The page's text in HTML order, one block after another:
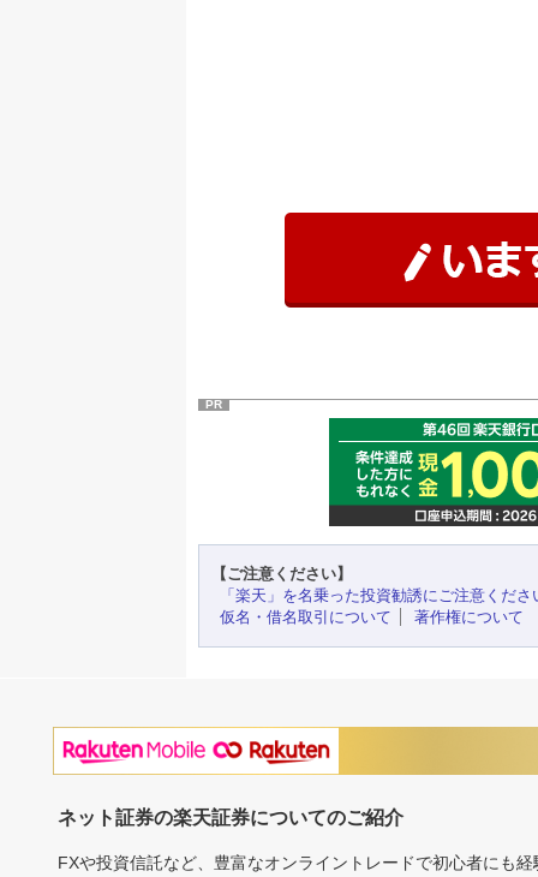
PR
【ご注意ください】
「楽天」を名乗った投資勧誘にご注意くださ
仮名・借名取引について
著作権について
ネット証券の楽天証券についてのご紹介
FXや投資信託など、豊富なオンライントレードで初心者にも